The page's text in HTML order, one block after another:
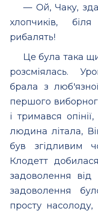
— Ой, Чаку,
хлопчиків,
рибалять!
Це була така
розсміялась.
брала з
першого
і тримався
людина літала,
був згідливим
Клодетт
задоволення
задоволення
просту